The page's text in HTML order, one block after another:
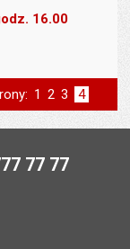
16.00
Strona
1 Strona
2 Strona
3 Strona
4
77 77